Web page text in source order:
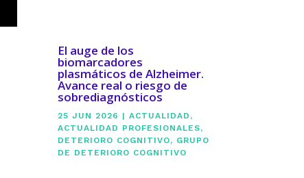
El auge de los
biomarcadores
plasmáticos de Alzheimer.
Avance real o riesgo de
sobrediagnósticos
25 JUN 2026 |ACTUALIDAD ,
ACTUALIDAD PROFESIONALES,
DETERIORO COGNITIVO, GRUPO
DE DETERIORO COGNITIVO